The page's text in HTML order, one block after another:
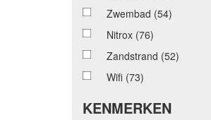
Zwembad (54)
Nitrox (76)
Zandstrand (52)
Wifi (73)
KENMERKEN